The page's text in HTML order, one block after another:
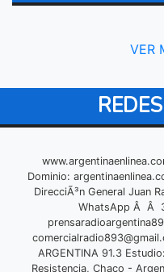
VER
Dominio:
DirecciÃ³n General Juan
WhatsApp Â Â
ARGENTINA 91.3
Resistencia, Chaco -